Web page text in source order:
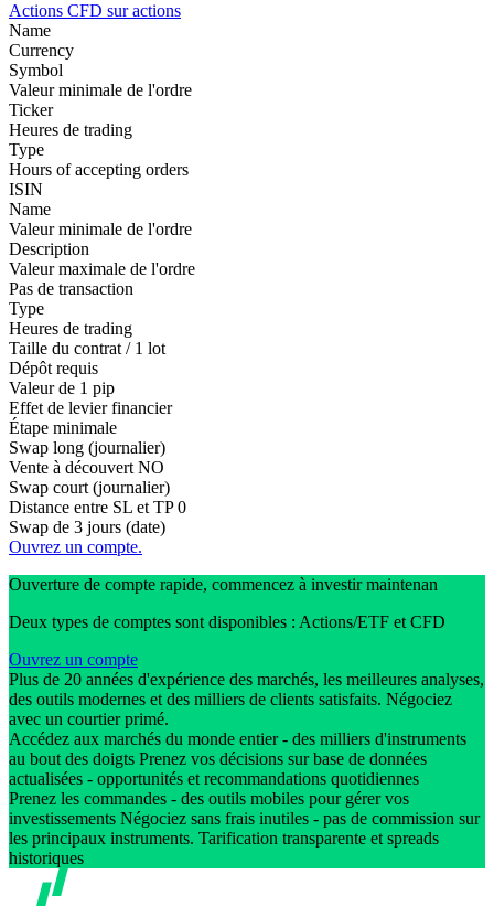
Actions CFD sur actions
Name
Currency
Symbol
Valeur minimale de l'ordre
Ticker
Heures de trading
Type
Hours of accepting orders
ISIN
Name
Valeur minimale de l'ordre
Description
Valeur maximale de l'ordre
Pas de transaction
Type
Heures de trading
Taille du contrat / 1 lot
Dépôt requis
Valeur de 1 pip
Effet de levier financier
Étape minimale
Swap long (journalier)
Vente à découvert NO
Swap court (journalier)
Distance entre SL et TP 0
Swap de 3 jours (date)
Ouvrez un compte.
Ouverture de compte rapide, commencez à investir maintenan
Deux types de comptes sont disponibles : Actions/ETF et CFD
Ouvrez un compte
Plus de 20 années d'expérience des marchés, les meilleures analyses,
des outils modernes et des milliers de clients satisfaits. Négociez
avec un courtier primé.
Accédez aux marchés du monde entier - des milliers d'instruments
au bout des doigts Prenez vos décisions sur base de données
actualisées - opportunités et recommandations quotidiennes
Prenez les commandes - des outils mobiles pour gérer vos
investissements Négociez sans frais inutiles - pas de commission sur
les principaux instruments. Tarification transparente et spreads
historiques